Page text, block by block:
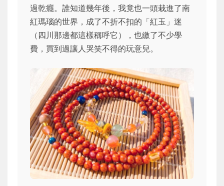
過乾癮。誰知道幾年後，我竟也一頭栽進了南
紅瑪瑙的世界，成了不折不扣的「紅玉」迷
（四川那邊都這樣稱呼它），也繳了不少學
費，買到過讓人哭笑不得的玩意兒。